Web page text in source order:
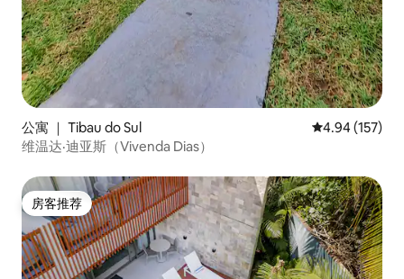
公寓 ｜ Tibau do Sul 平均评分 4.94
4.94 (157)
维温达·迪亚斯（Vivenda Dias）
房客推荐
房客推荐